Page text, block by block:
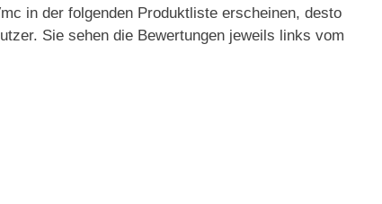
in der folgenden Produktliste erscheinen, desto
Sie sehen die Bewertungen jeweils links vom